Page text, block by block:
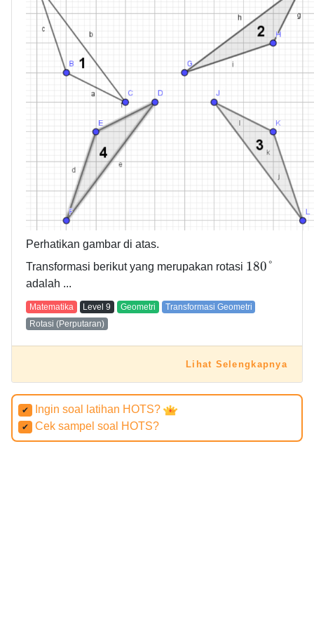
Perhatikan gambar di atas.
Transformasi berikut yang merupakan rotasi 180°
adalah ...
Matematika Level 9 Geometri
Transformasi Geometri
Rotasi (Perputaran)
Lihat Selengkapnya
✔ Ingin soal latihan HOTS?
✔ Cek sampel soal HOTS?